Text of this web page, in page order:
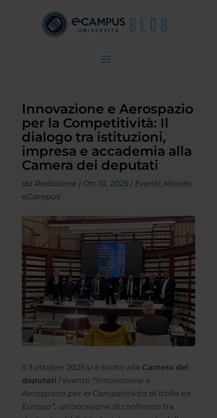
Innovazione e Aerospazio
per la Competitività: Il
dialogo tra istituzioni,
impresa e accademia alla
Camera dei deputati
da Redazione | Ott 10, 2025| Eventi, Mondo
eCampus
Il 3 ottobre 2025 si è svolto alla Camera dei
deputati l’evento “Innovazione e
Aerospazio per la Competitività di Italia ed
Europa”, un’occasione di confronto tra